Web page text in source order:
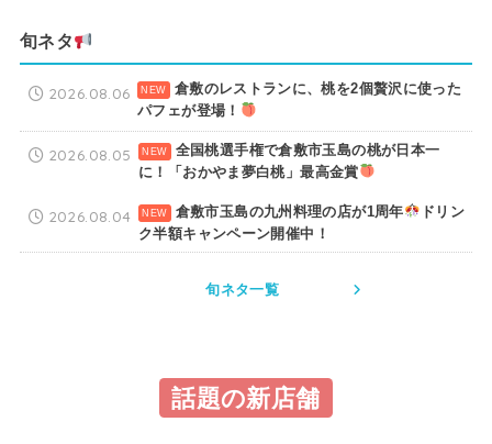
旬ネタ
倉敷のレストランに、桃を2個贅沢に使った
パフェが登場！
2026.08.06
全国桃選手権で倉敷市玉島の桃が日本一
に！「おかやま夢白桃」最高金賞
2026.08.05
倉敷市玉島の九州料理の店が1周年
ドリン
ク半額キャンペーン開催中！
2026.08.04
旬ネタ一覧
話題の新店舗